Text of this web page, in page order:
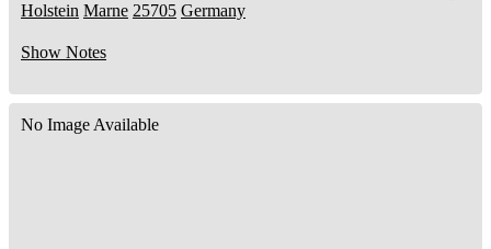
Holstein Marne 25705 Germany
Show Notes
No Image Available